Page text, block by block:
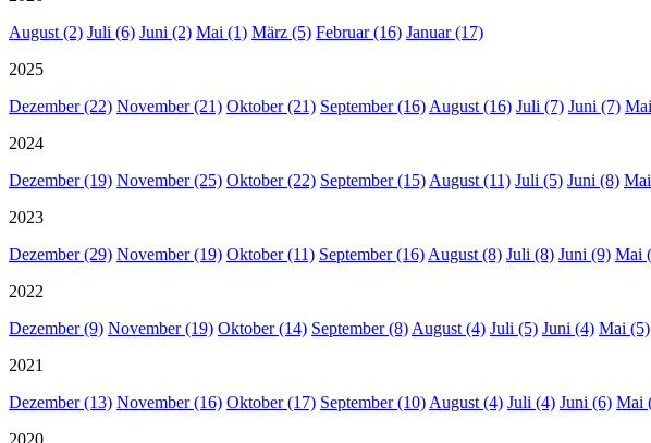
August (2) Juli (6) Juni (2) Mai (1) März (5) Februar (16) Januar (17)
2025
Dezember (22) November (21) Oktober (21) September (16) August (16) Juli (7) Juni (7)
2024
Dezember (19) November (25) Oktober (22) September (15) August (11) Juli (5) Juni (8)
2023
Dezember (29) November (19) Oktober (11) September (16) August (8) Juli (8) Juni (9) Mai
2022
Dezember (9) November (19) Oktober (14) September (8) August (4) Juli (5) Juni (4) Mai (5)
2021
Dezember (13) November (16) Oktober (17) September (10) August (4) Juli (4) Juni (6) Mai
2020